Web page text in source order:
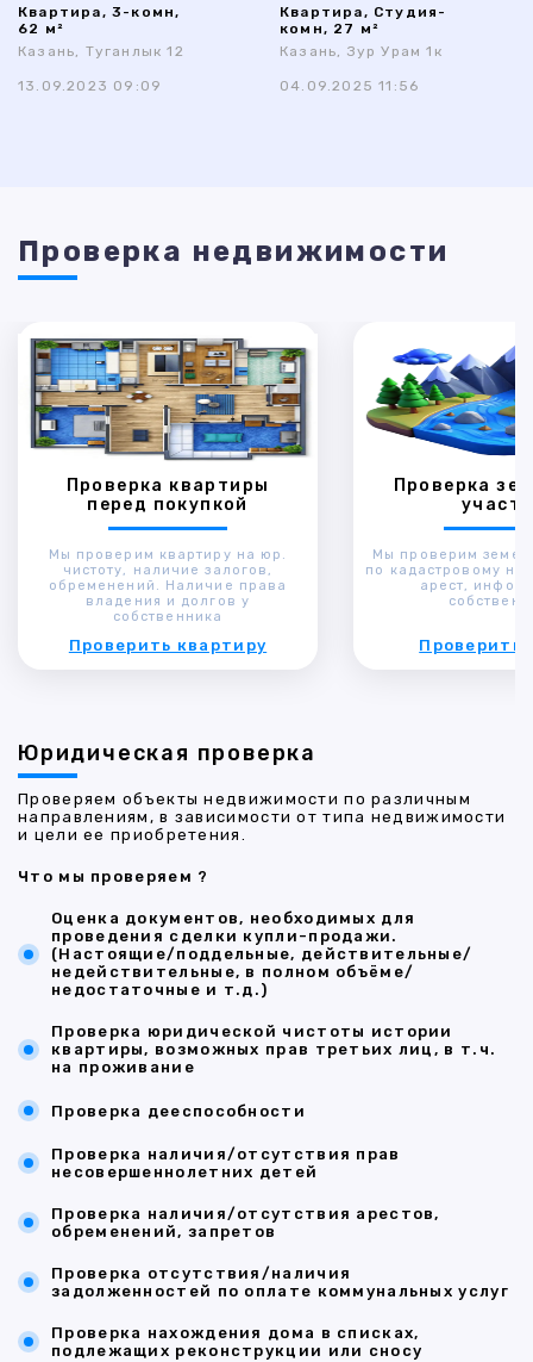
Квартира, 3-комн,
62 м²
Казань, Туганлык 12
13.09.2023 09:09
Квартира, Студия-
комн, 27 м²
Казань, Зур Урам 1к
04.09.2025 11:56
Проверка недвижимости
Проверка квартиры
перед покупкой
Мы проверим квартиру на юр.
чистоту, наличие залогов,
обременений. Наличие права
владения и долгов у
собственника
Проверить квартиру
Проверка
Мы проверим
по кадастровому
арест,
Проверить
Юридическая проверка
Проверяем объекты недвижимости по различным
направлениям, в зависимости от типа недвижимости
и цели ее приобретения.
Что мы проверяем ?
Оценка документов, необходимых для
проведения сделки купли-продажи.
(Настоящие/поддельные, действительные/
недействительные, в полном объёме/
недостаточные и т.д.)
Проверка юридической чистоты истории
квартиры, возможных прав третьих лиц, в т.ч.
на проживание
Проверка дееспособности
Проверка наличия/отсутствия прав
несовершеннолетних детей
Проверка наличия/отсутствия арестов,
обременений, запретов
Проверка отсутствия/наличия
задолженностей по оплате коммунальных услуг
Проверка нахождения дома в списках,
подлежащих реконструкции или сносу